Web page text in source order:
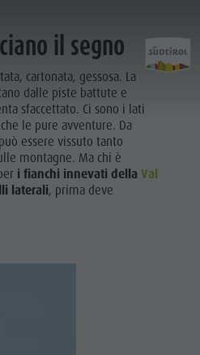
PIANIFICA &
il segno
cartonata, gessosa. La
dalle piste battute e
sfaccettato. Ci sono i lati
le pure avventure. Da
essere vissuto tanto
montagne. Ma chi è
i fianchi innevati dellaVal
laterali, prima deve